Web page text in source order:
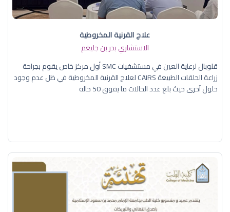
علاج القرنية المخروطية
الاستشاري بدر بن جليغم
قلوبال لرعاية العين في مستشفيات SMC أول مركز خاص يقوم بجراحة
زراعة الحلقات الطبيعة CAIRS لعلاج القرنية المخروطية في ظل عدم وجود
حلول آخرى حيث بلغ عدد الحالات ما يفوق 50 حالة